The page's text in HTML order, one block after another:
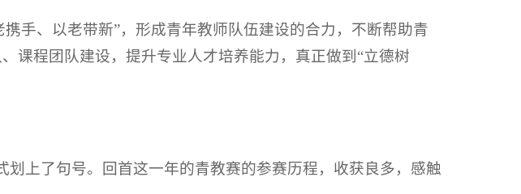
手、以老带新”，形成青年教师队伍建设的合力，不断帮助青
课程团队建设，提升专业人才培养能力，真正做到“立德树
上了句号。回首这一年的青教赛的参赛历程，收获良多，感触